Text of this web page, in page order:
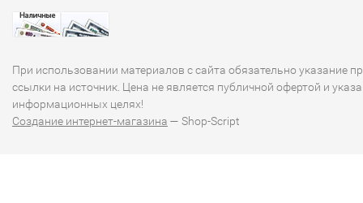
При использовании материалов с сайта обязательно указание
ссылки на источник. Цена не является публичной офертой и
информационных целях!
Создание интернет-магазина — Shop-Script